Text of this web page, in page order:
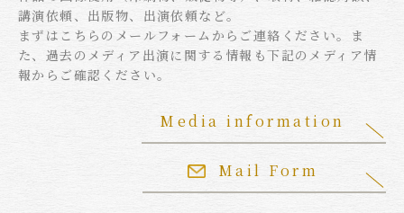
講演依頼、出版物、出演依頼など。
まずはこちらのメールフォームからご連絡ください。ま
た、過去のメディア出演に関する情報も下記のメディア情
報からご確認ください。
Mail Form
Media information